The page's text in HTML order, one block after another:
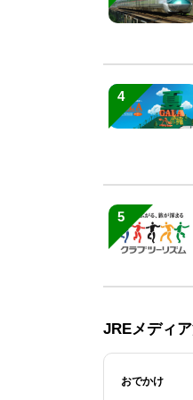
4
5
JREメディ
おでかけ